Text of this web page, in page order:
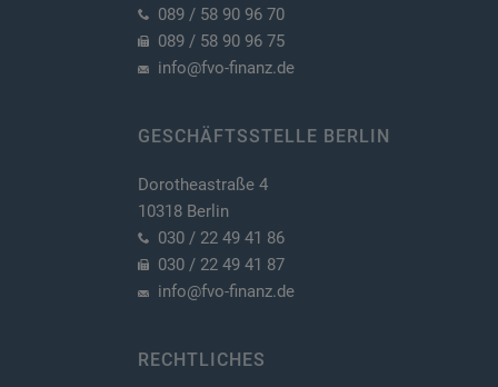
089 / 58 90 96 70
089 / 58 90 96 75
info@fvo-finanz.de
GESCHÄFTSSTELLE BERLIN
Dorotheastraße 4
10318 Berlin
030 / 22 49 41 86
030 / 22 49 41 87
info@fvo-finanz.de
RECHTLICHES